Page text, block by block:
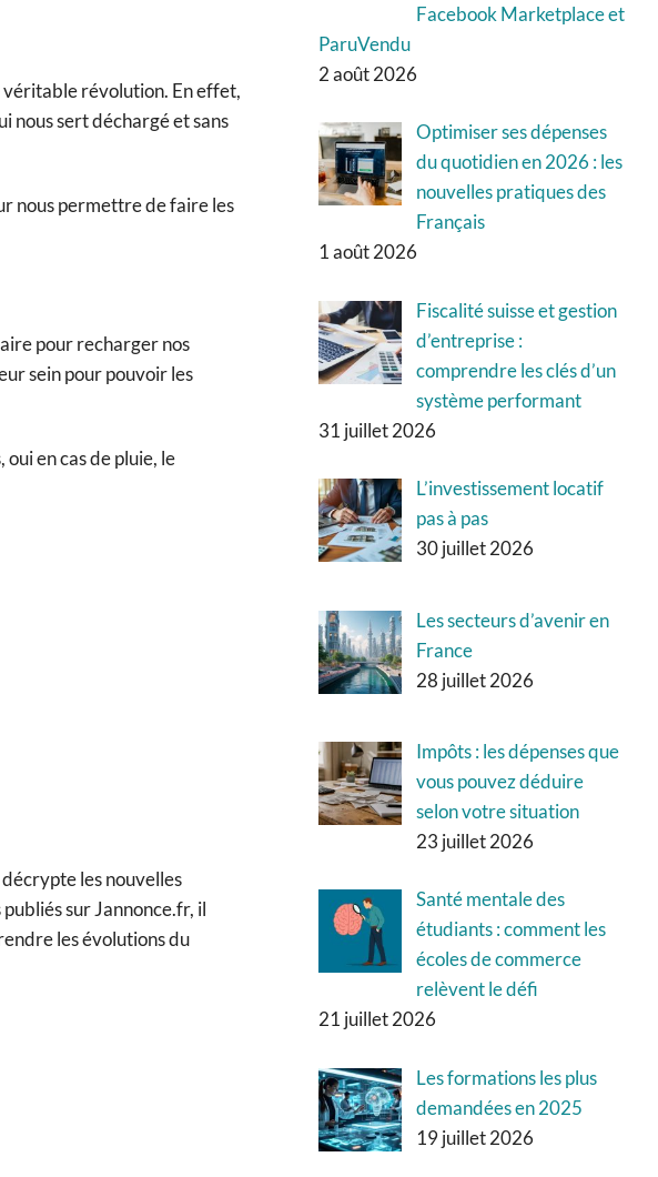
véritable révolution. En effet,
nous sert déchargé et sans
nous permettre de faire les
pour recharger nos
sein pour pouvoir les
en cas de pluie, le
les nouvelles
sur Jannonce.fr, il
les évolutions du
Facebook Marketplace et
ParuVendu
2 août 2026
Optimiser ses dépenses
du quotidien en 2026 : les
nouvelles pratiques des
Français
1 août 2026
Fiscalité suisse et gestion
d’entreprise :
comprendre les clés d’un
système performant
31 juillet 2026
L’investissement locatif
pas à pas
30 juillet 2026
Les secteurs d’avenir en
France
28 juillet 2026
Impôts : les dépenses que
vous pouvez déduire
selon votre situation
23 juillet 2026
Santé mentale des
étudiants : comment les
écoles de commerce
relèvent le défi
21 juillet 2026
Les formations les plus
demandées en 2025
19 juillet 2026